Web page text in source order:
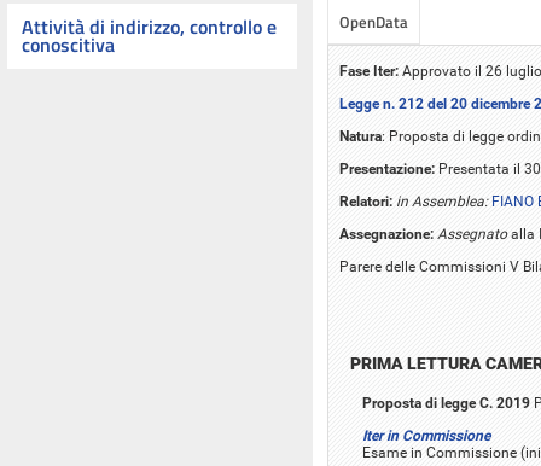
Attività di indirizzo, controllo e
conoscitiva
OpenData
Fase Iter: Approvato il 26
Legge n. 212 del 20 dicembre
Natura: Proposta di legge
Presentazione: Presentata il
Relatori: in Assemblea: FIANO
Assegnazione: Assegnatoalla
Parere delle Commissioni V
PRIMA LETTURA
Proposta di legge C. 2019
Iter in Commissione
Esame in Commissione